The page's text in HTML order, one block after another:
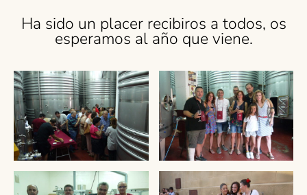
Ha sido un placer recibiros a todos, os
esperamos al año que viene.